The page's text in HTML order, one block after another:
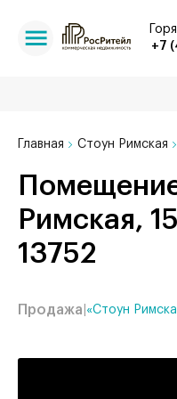
+7
Главная Стоун Римская
Помещение в БЦ Стоун
Римская,
13752
Продажа «Стоун